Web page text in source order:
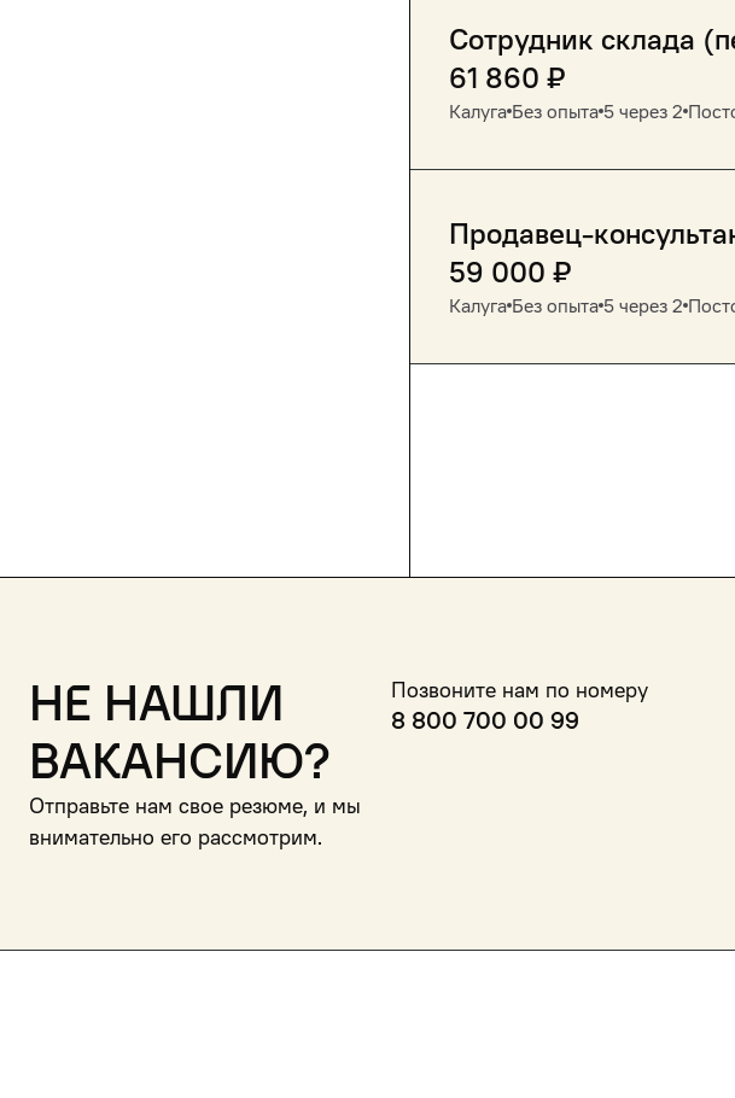
Сотрудник склада
61 860 ₽
Калуга Без опыта 5 через 2
Продавец-
59 000 ₽
Калуга Без опыта 5 через 2
Не нашли
вакансию?
Отправьте нам свое резюме, и мы
внимательно его рассмотрим.
Позвоните нам по номеру
8 800 700 00 99